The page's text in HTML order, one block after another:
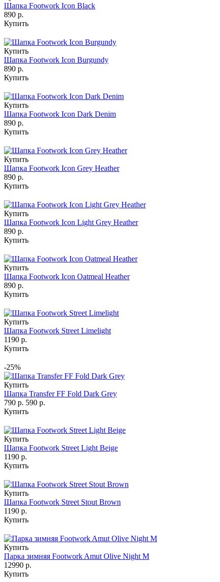
Шапка Footwork Icon Black
890 р.
Купить
Купить
Шапка Footwork Icon Burgundy
890 р.
Купить
Купить
Шапка Footwork Icon Dark Denim
890 р.
Купить
Купить
Шапка Footwork Icon Grey Heather
890 р.
Купить
Купить
Шапка Footwork Icon Light Grey Heather
890 р.
Купить
Купить
Шапка Footwork Icon Oatmeal Heather
890 р.
Купить
Купить
Шапка Footwork Street Limelight
1190 р.
Купить
-25%
Купить
Шапка Transfer FF Fold Dark Grey
790 р. 590 р.
Купить
Купить
Шапка Footwork Street Light Beige
1190 р.
Купить
Купить
Шапка Footwork Street Stout Brown
1190 р.
Купить
Купить
Парка зимняя Footwork Amut Olive Night M
12990 р.
Купить